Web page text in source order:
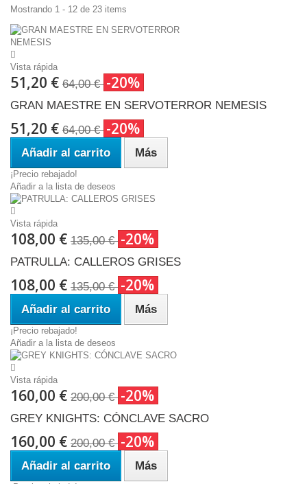
Mostrando 1 - 12 de 23 items
Vista rápida
51,20 € 64,00 € -20%
GRAN MAESTRE EN SERVOTERROR NEMESIS
51,20 € 64,00 € -20%
Añadir al carrito Más
¡Precio rebajado!
Añadir a la lista de deseos
Vista rápida
108,00 € 135,00 € -20%
PATRULLA: CALLEROS GRISES
108,00 € 135,00 € -20%
Añadir al carrito Más
¡Precio rebajado!
Añadir a la lista de deseos
Vista rápida
160,00 € 200,00 € -20%
GREY KNIGHTS: CÓNCLAVE SACRO
160,00 € 200,00 € -20%
Añadir al carrito Más